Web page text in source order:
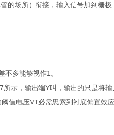
的场所）衔接，输入信号加到栅极
多能够视作1。
示，输出端Y叫，输出的只是将
值电压VT必需思索到衬底偏置效